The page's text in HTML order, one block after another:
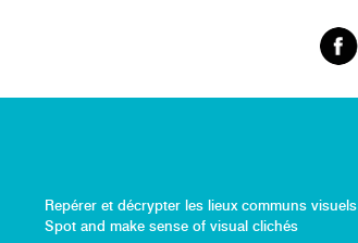
Repérer et décrypter les lieux communs visuels
Spot and make sense of visual clichés